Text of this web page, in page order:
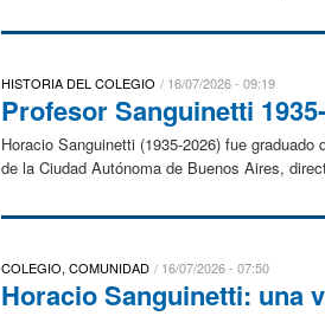
HISTORIA DEL COLEGIO 16/07/2026 - 09:19
Profesor Sanguinetti
Horacio Sanguinetti (1935-2026) fue
de la Ciudad Autónoma de Buenos Aires,
COLEGIO, COMUNIDAD 16/07/2026 - 07:50
Horacio Sanguinetti: una